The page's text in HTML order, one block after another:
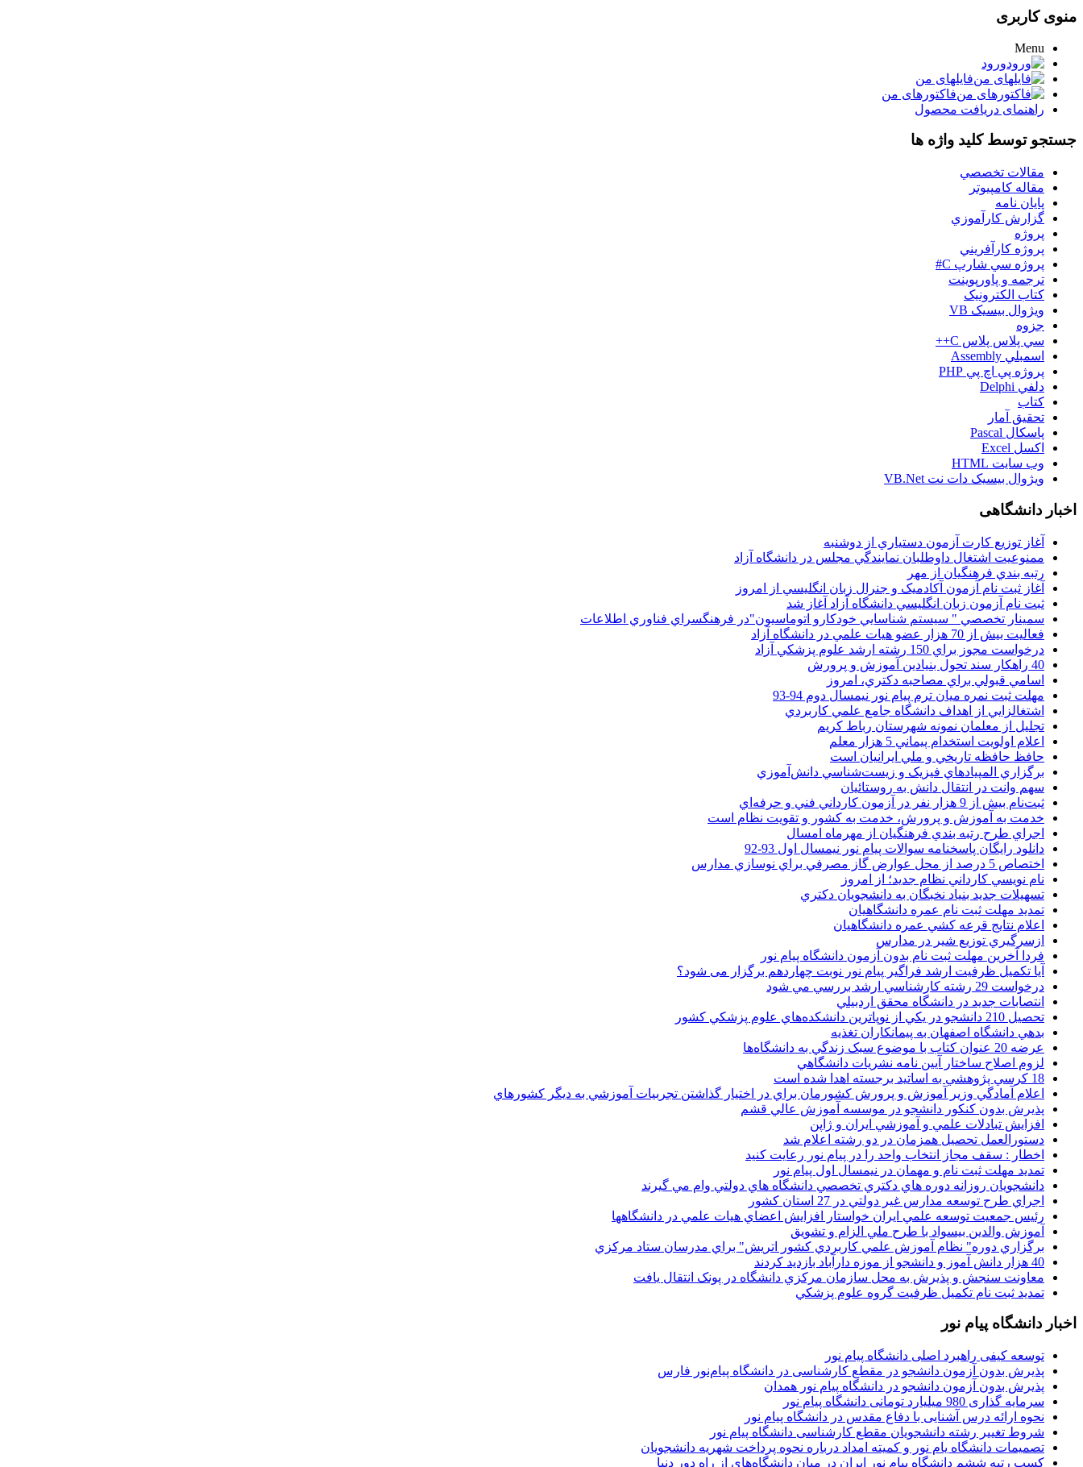
منوی کاربری
Menu
ورود
فایلهای من
فاکتورهای من
راهنمای دریافت محصول
جستجو توسط کلید واژه ها
مقالات تخصصي
مقاله کامپیوتر
پایان نامه
گزارش کارآموزي
پروژه
پروژه کارآفريني
پروژه سي شارپ C#
ترجمه و پاورپوينت
کتاب الکترونيک
ويژوال بيسيک VB
جزوه
سي پلاس پلاس C++
اسمبلي Assembly
پروژه پي اچ پي PHP
دلفي Delphi
کتاب
تحقيق آمار
پاسکال Pascal
اکسل Excel
وب سايت HTML
ويژوال بيسيک دات نت VB.Net
اخبار دانشگاهی
آغاز توزيع کارت آزمون دستياري از دوشنبه
ممنوعيت اشتغال داوطلبان نمايندگي مجلس در دانشگاه آزاد
رتبه بندي فرهنگيان از مهر
آغاز ثبت نام آزمون آکادميک و جنرال زبان انگليسي از امروز
ثبت نام آزمون زبان انگليسي دانشگاه آزاد آغاز شد
سمينار تخصصي " سيستم شناسايي خودکارو اتوماسيون"در فرهنگسراي فناوري اطلاعات
فعاليت بيش از 70 هزار عضو هيات علمي در دانشگاه آزاد
درخواست مجوز براي 150 رشته ارشد علوم پزشکي آزاد
40 راهکار سند تحول بنيادين آموزش و پرورش
اسامي قبولي براي مصاحبه دکتري، امروز
مهلت ثبت نمره میان ترم پیام نور نیمسال دوم 94-93
اشتغالزايي از اهداف دانشگاه جامع علمي کاربردي
تجليل از معلمان نمونه شهرستان رباط کريم
اعلام اولويت استخدام پيماني 5 هزار معلم
حافظ حافظه تاريخي و ملي ايرانيان است
برگزاري المپيادهاي فيزيک و زيست‌شناسي دانش‌آموزي
سهم وانت در انتقال دانش به روستائيان
ثبت‌نام بيش از 9 هزار نفر در آزمون کارداني فني و حرفه‌اي
خدمت به آموزش و پرورش، خدمت به کشور و تقويت نظام است
اجراي طرح رتبه بندي فرهنگيان از مهرماه امسال
دانلود رایگان پاسخنامه سوالات پیام نور نیمسال اول 93-92
اختصاص 5 درصد از محل عوارض گاز مصرفي براي نوسازي مدارس
نام نويسي کارداني نظام جديد؛ از امروز
تسهيلات جديد بنياد نخبگان به دانشجويان دکتري
تمديد مهلت ثبت نام عمره دانشگاهيان
اعلام نتايج قرعه کشي عمره دانشگاهيان
ازسرگيري توزيع شير در مدارس
فردا آخرین مهلت ثبت نام بدون آزمون دانشگاه پیام نور
آیا تکمیل ظرفیت ارشد فراگیر پیام نور نوبت چهاردهم برگزار می شود؟
درخواست 29 رشته کارشناسي ارشد بررسي مي شود
انتصابات جديد در دانشگاه محقق اردبيلي
تحصيل 210 دانشجو در يکي از نوپاترين دانشکده‌هاي علوم پزشکي کشور
بدهي دانشگاه اصفهان به پيمانکاران تغذيه
عرضه 20 عنوان کتاب با موضوع سبک زندگي به دانشگاه‌ها
لزوم اصلاح ساختار آيين نامه نشريات دانشگاهي
18 کرسي پژوهشي به اساتيد برجسته اهدا شده است
اعلام آمادگي وزير آموزش و پرورش کشورمان براي در اختيار گذاشتن تجربيات آموزشي به ديگر کشورهاي
پذيرش بدون کنکور دانشجو در موسسه آموزش عالي قشم
افزايش تبادلات علمي و آموزشي ايران و ژاپن
دستورالعمل تحصیل همزمان در دو رشته اعلام شد
اخطار : سقف مجاز انتخاب واحد را در پیام نور رعایت کنید
تمدید مهلت ثبت نام و مهمان در نیمسال اول پیام نور
دانشجويان روزانه دوره هاي دكتري تخصصي دانشگاه هاي دولتي وام مي گيرند
اجراي طرح توسعه مدارس غير دولتي در 27 استان کشور
رئيس جمعيت توسعه علمي ايران خواستار افزايش اعضاي هيات علمي در دانشگاهها
آموزش والدين بيسواد با طرح ملي الزام و تشويق
برگزاري دوره" نظام آموزش علمي كاربردي كشور اتريش" براي مدرسان ستاد مرکزي
40 هزار دانش آموز و دانشجو از موزه دارآباد بازديد کردند
معاونت سنجش و پذيرش به محل سازمان مرکزي دانشگاه در پونک انتقال يافت
تمديد ثبت نام تکميل ظرفيت گروه علوم پزشکي
اخبار دانشگاه پیام نور
توسعه کیفی راهبرد اصلی دانشگاه پیام نور
پذیرش بدون آزمون دانشجو در مقطع کارشناسی در دانشگاه پیام‌نور فارس
پذیرش بدون آزمون دانشجو در دانشگاه پیام نور همدان
سرمایه گذاری 980 میلیارد تومانی دانشگاه پیام نور
نحوه ارائه درس آشنایی با دفاع مقدس در دانشگاه پیام نور
شروط تغییر رشته دانشجویان مقطع کارشناسی دانشگاه پیام نور
تصمیمات دانشگاه یام نور و کمیته امداد درباره نحوه پرداخت شهریه دانشجویان
کسب رتبه ششم دانشگاه پیام نور ایران در میان دانشگاه‌های از راه دور دنیا